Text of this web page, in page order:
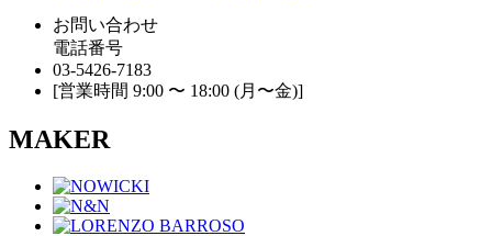
お問い合わせ
電話番号
03-5426-7183
[営業時間 9:00 〜 18:00 (月〜金)]
MAKER